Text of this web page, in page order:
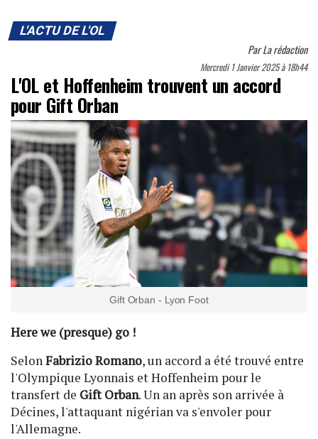
L'ACTU DE L'OL
ParLa rédaction
Mercredi 1 Janvier 2025 à 18h44
L'OL et Hoffenheim trouvent un accord
pour Gift Orban
Gift Orban - Lyon Foot
Here we (presque) go !
SelonFabrizio Romano, un accord a été trouvé entre
l'Olympique Lyonnais et Hoffenheim pour le
transfert de Gift Orban. Un an après son arrivée à
Décines, l'attaquant nigérian va s'envoler pour
l'Allemagne.